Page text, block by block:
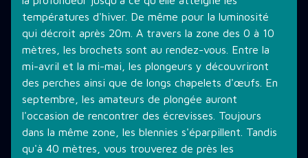
températures d'hiver. De même pour la luminosité
qui décroit après 20m. A travers la zone des 0 à 10
mètres, les brochets sont au rendez-vous. Entre la
mi-avril et la mi-mai, les plongeurs y découvriront
des perches ainsi que de longs chapelets d'œufs. En
septembre, les amateurs de plongée auront
l'occasion de rencontrer des écrevisses. Toujours
dans la même zone, les blennies s'éparpillent. Tandis
qu'à 40 mètres, vous trouverez de près les